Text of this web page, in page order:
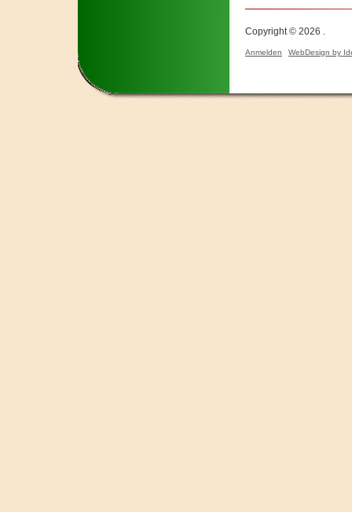
Copyright © 2026 .
Anmelden WebDesign by